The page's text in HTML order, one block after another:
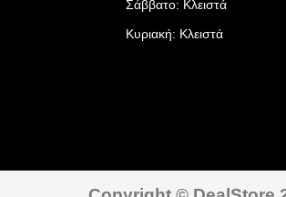
Σάββατο: Κλειστά
Κυριακή: Κλειστά